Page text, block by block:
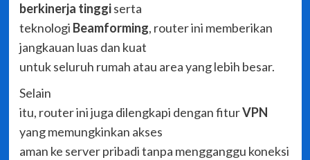
berkinerja tinggiserta
teknologi Beamforming, router ini memberikan
jangkauan luas dan kuat
untuk seluruh rumah atau area yang lebih besar.
Selain
itu, router ini juga dilengkapi dengan fiturVPN
yang memungkinkan akses
aman ke server pribadi tanpa mengganggu koneksi